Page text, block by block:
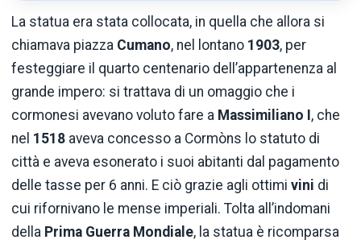
La statua era stata collocata, in quella che allora si
chiamava piazza Cumano, nel lontano 1903, per
festeggiare il quarto centenario dell’appartenenza al
grande impero: si trattava di un omaggio che i
cormonesi avevano voluto fare a Massimiliano I , che
nel 1518 aveva concesso a Cormòns lo statuto di
città e aveva esonerato i suoi abitanti dal pagamento
delle tasse per 6 anni. E ciò grazie agli ottimi vini di
cui rifornivano le mense imperiali. Tolta all’indomani
della Prima Guerra Mondiale, la statua è ricomparsa